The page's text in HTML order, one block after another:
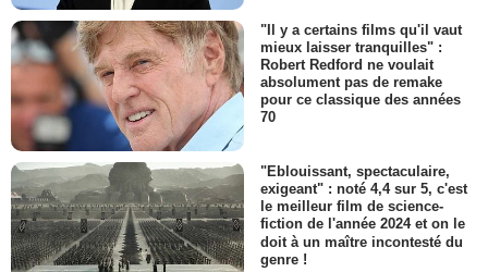
"Il y a certains films qu'il vaut
mieux laisser tranquilles" :
Robert Redford ne voulait
absolument pas de remake
pour ce classique des années
70
"Eblouissant, spectaculaire,
exigeant" : noté 4,4 sur 5, c'est
le meilleur film de science-
fiction de l'année 2024 et on le
doit à un maître incontesté du
genre !